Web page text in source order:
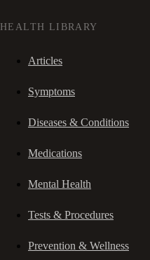
HEALTH LIBRARY
Articles
Symptoms
Diseases & Conditions
Medications
Mental Health
Tests & Procedures
Prevention & Wellness